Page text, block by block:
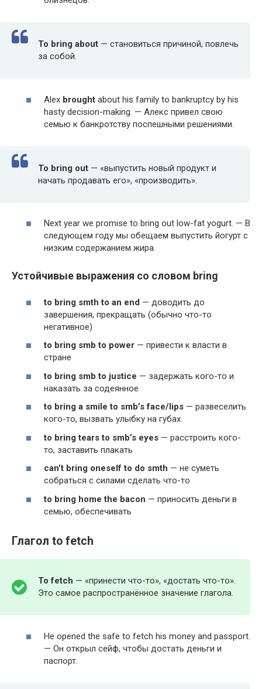
To bring about — становиться причиной, повлечь
за собой.
Alex brought about his fam­i­ly to bank­rupt­cy by his
hasty deci­sion-mak­ing. — Алекс привел свою
семью к банкротству поспешными решениями.
To bring out — «выпустить новый продукт и
начать продавать его», «производить».
Next year we promise to bring out low-fat yogurt. — В
следующем году мы обещаем выпустить йогурт с
низким содержанием жира.
Устойчивые выражения со словом bring
to bring smth to an end — доводить до
завершения, прекращать (обычно что-то
негативное)
to bring smb to pow­er — привести к власти в
стране
to bring smb to jus­tice — задержать кого-то и
наказать за содеянное
to bring a smile to smb’s face/lips — развеселить
кого-то, вызвать улыбку на губах
to bring tears to smb’s eyes — расстроить кого-
то, заставить плакать
can’t bring one­self to do smth — не суметь
собраться с силами сделать что-то
to bring home the bacon — приносить деньги в
семью, обеспечивать
Глагол to fetch
To fetch — «принести что-то», «достать что-то».
Это самое распространённое значение глагола.
He opened the safe to fetch his mon­ey and pass­port.
— Он открыл сейф, чтобы достать деньги и
паспорт.